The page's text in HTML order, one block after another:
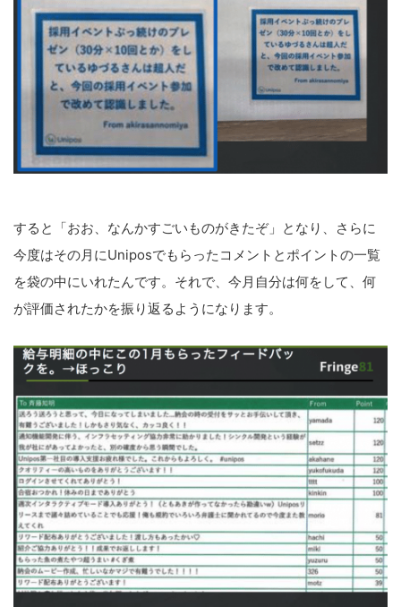
すると「おお、なんかすごいものがきたぞ」となり、さらに
今度はその月にUniposでもらったコメントとポイントの一覧
を袋の中にいれたんです。それで、今月自分は何をして、何
が評価されたかを振り返るようになります。